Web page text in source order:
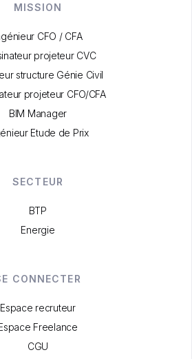
MISSION
CFO / CFA
projeteur CVC
structure Génie Civil
projeteur CFO/CFA
BIM Manager
Etude de Prix
SECTEUR
BTP
Energie
CONNECTER
Espace recruteur
Freelance
CGU